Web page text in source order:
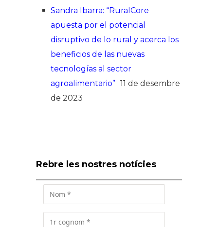
Sandra Ibarra: “RuralCore
apuesta por el potencial
disruptivo de lo rural y acerca los
beneficios de las nuevas
tecnologías al sector
agroalimentario” 11 de desembre
de 2023
Rebre les nostres notícies